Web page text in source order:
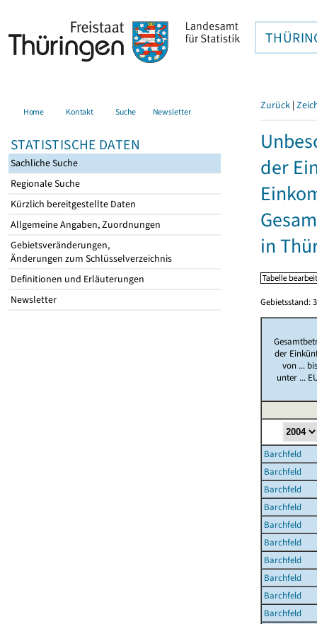
Home Kontakt Suche Newsletter
STATISTISCHE DATEN
Sachliche Suche
Regionale Suche
Kürzlich bereitgestellte Daten
Allgemeine Angaben, Zuordnungen
Gebietsveränderungen,
Änderungen zum Schlüsselverzeichnis
Definitionen und Erläuterungen
Newsletter
Zurück |
der
in
Gebietsstand:
der
von ...
unter ...
Barchfeld
Barchfeld
Barchfeld
Barchfeld
Barchfeld
Barchfeld
Barchfeld
Barchfeld
Barchfeld
Barchfeld